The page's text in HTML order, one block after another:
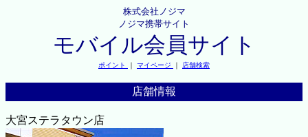
株式会社ノジマ
ノジマ携帯サイト
モバイル会員サイト
ポイント ｜ マイページ ｜ 店舗検索
店舗情報
大宮ステラタウン店